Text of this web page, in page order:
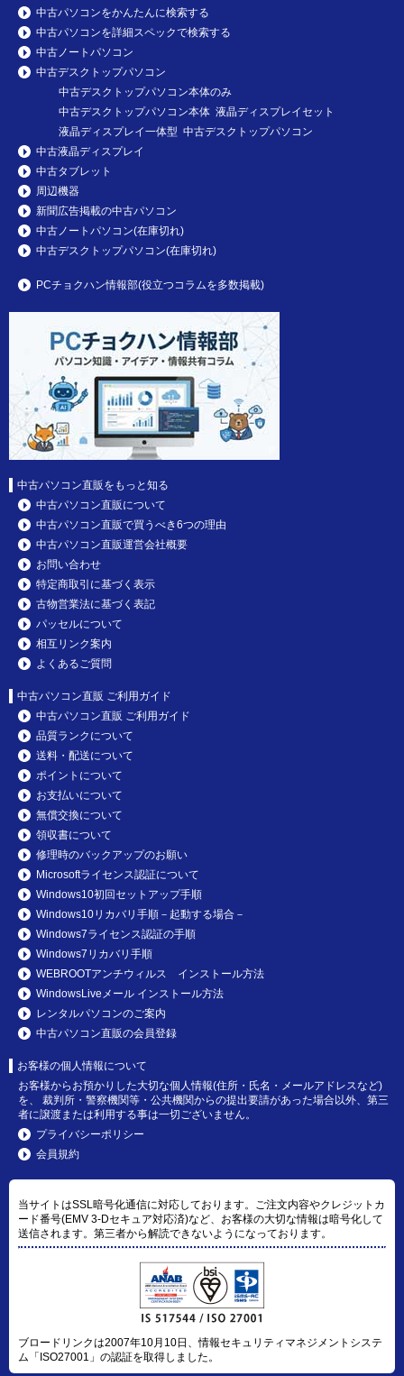
中古パソコンをかんたんに検索する
中古パソコンを詳細スペックで検索する
中古ノートパソコン
中古デスクトップパソコン
中古デスクトップパソコン本体のみ
中古デスクトップパソコン本体 液晶ディスプレイセット
液晶ディスプレイ一体型 中古デスクトップパソコン
中古液晶ディスプレイ
中古タブレット
周辺機器
新聞広告掲載の中古パソコン
中古ノートパソコン(在庫切れ)
中古デスクトップパソコン(在庫切れ)
PCチョクハン情報部(役立つコラムを多数掲載)
中古パソコン直販をもっと知る
中古パソコン直販について
中古パソコン直販で買うべき6つの理由
中古パソコン直販運営会社概要
お問い合わせ
特定商取引に基づく表示
古物営業法に基づく表記
パッセルについて
相互リンク案内
よくあるご質問
中古パソコン直販 ご利用ガイド
中古パソコン直販 ご利用ガイド
品質ランクについて
送料・配送について
ポイントについて
お支払いについて
無償交換について
領収書について
修理時のバックアップのお願い
Microsoftライセンス認証について
Windows10初回セットアップ手順
Windows10リカバリ手順－起動する場合－
Windows7ライセンス認証の手順
Windows7リカバリ手順
WEBROOTアンチウィルス インストール方法
WindowsLiveメール インストール方法
レンタルパソコンのご案内
中古パソコン直販の会員登録
お客様の個人情報について
お客様からお預かりした大切な個人情報(住所・氏名・メールアドレスなど)
を、 裁判所・警察機関等・公共機関からの提出要請があった場合以外、第三
者に譲渡または利用する事は一切ございません。
プライバシーポリシー
会員規約
当サイトはSSL暗号化通信に対応しております。ご注文内容やクレジットカ
ード番号(EMV 3-Dセキュア対応済)など、お客様の大切な情報は暗号化して
送信されます。第三者から解読できないようになっております。
ブロードリンクは2007年10月10日、情報セキュリティマネジメントシステ
ム「ISO27001」の認証を取得しました。